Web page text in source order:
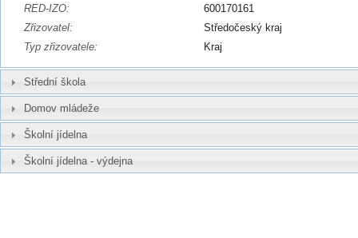
RED-IZO:
600170161
Zřizovatel:
Středočeský kraj
Typ zřizovatele:
Kraj
Střední škola
Domov mládeže
Školní jídelna
Školní jídelna - výdejna